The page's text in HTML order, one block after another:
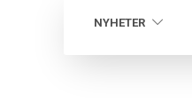
NYHETER